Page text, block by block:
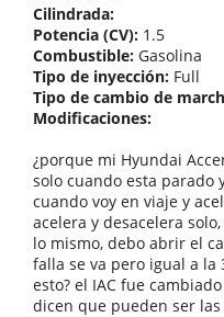
Cilindrada:
Potencia (CV): 1.5
Combustible: Gasolina
Tipo de inyección: Full
Tipo de cambio de
Modificaciones:
¿porque mi Hyundai
solo cuando esta parado
cuando voy en viaje y
acelera y desacelera
lo mismo, debo abrir el
falla se va pero igual a
esto? el IAC fue
dicen que pueden ser